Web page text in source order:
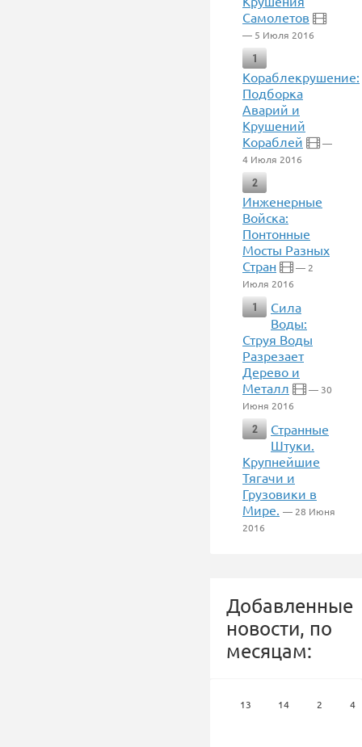
Самолетов
— 5 Июля 2016
1
Кораблекрушение:
Подборка
Аварий и
Крушений
Кораблей
—
4 Июля 2016
2
Инженерные
Войска:
Понтонные
Мосты Разных
Стран
— 2
Июля 2016
1
Сила
Воды:
Струя Воды
Разрезает
Дерево и
Металл
— 30
Июня 2016
2
Странные
Штуки.
Крупнейшие
Тягачи и
Грузовики в
Мире. — 28 Июня
2016
Добавленные
новости, по
месяцам:
13 14 2 4